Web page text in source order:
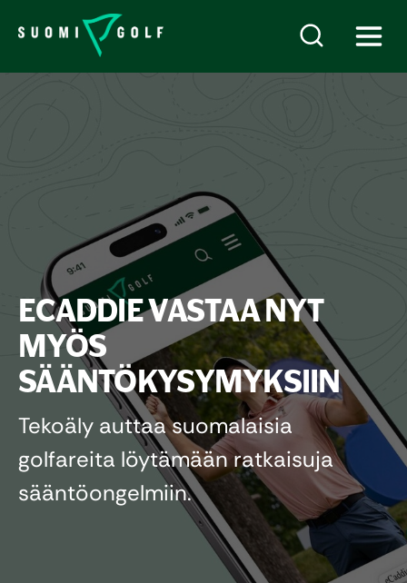
ECADDIE VASTAA NYT
MYÖS
SÄÄNTÖKYSYMYKSIIN
Tekoäly auttaa suomalaisia
golfareita löytämään ratkaisuja
sääntöongelmiin.